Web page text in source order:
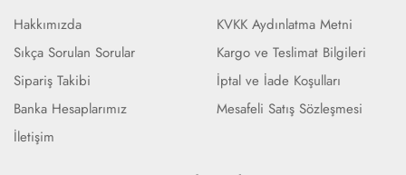
Hakkımızda
Sıkça Sorulan Sorular
Sipariş Takibi
Banka Hesaplarımız
İletişim
KVKK Aydınlatma Metni
Kargo ve Teslimat Bilgileri
İptal ve İade Koşulları
Mesafeli Satış Sözleşmesi